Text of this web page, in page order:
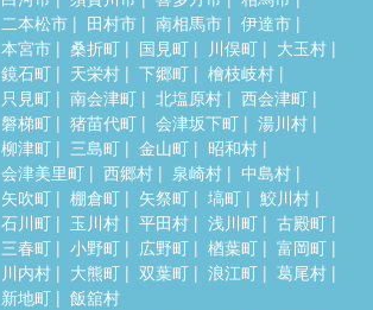
二本松市
田村市 南相馬市
伊達市
本宮市
桑折町 国見町 川俣町
大玉村
鏡石町
天栄村 下郷町
檜枝岐村
只見町
南会津町 北塩原村
西会津町
磐梯町
猪苗代町 会津坂下町
湯川村
柳津町
三島町 金山町
昭和村
会津美里町
西郷村 泉崎村
中島村
矢吹町
棚倉町 矢祭町 塙町
鮫川村
石川町
玉川村 平田村 浅川町
古殿町
三春町
小野町 広野町 楢葉町
富岡町
川内村
大熊町 双葉町 浪江町
葛尾村
新地町
飯舘村